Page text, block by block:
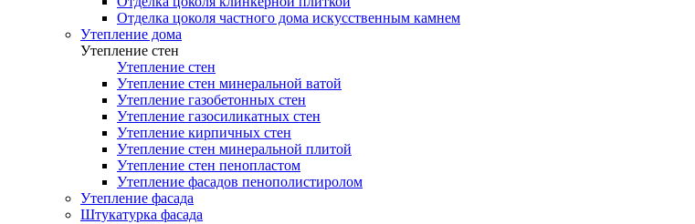
Отделка цоколя частного дома искусственным камнем
Утепление дома
Утепление стен
Утепление стен
Утепление стен минеральной ватой
Утепление газобетонных стен
Утепление газосиликатных стен
Утепление кирпичных стен
Утепление стен минеральной плитой
Утепление стен пенопластом
Утепление фасадов пенополистиролом
Утепление фасада
Штукатурка фасада